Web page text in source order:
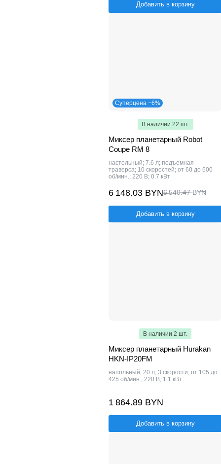
Добавить в корзину
Суперцена −6%
В наличии 22 шт.
Миксер планетарный Robot
Coupe RM 8
настольный; 7.6 л; подъемная
траверса; 10 скоростей; от 60 до 600
об/мин.; 220 В; 0.7 кВт
6 148.03 BYN6 540.47 BYN
Добавить в корзину
В наличии 2 шт.
Миксер планетарный Hurakan
HKN-IP20FM
напольный; 20 л; 3 скорости; от 105 до
425 об/мин.; 220 В; 1.1 кВт
1 864.89 BYN
Добавить в корзину